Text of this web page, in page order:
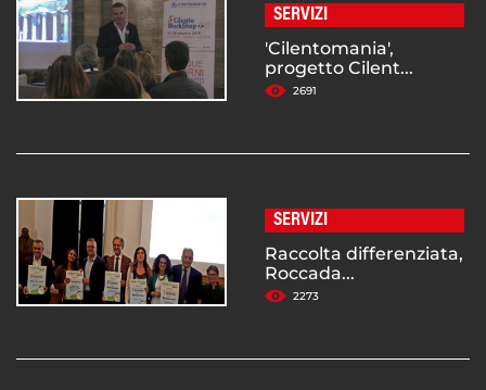
SERVIZI
'Cilentomania',
progetto Cilent...
2691
SERVIZI
Raccolta differenziata,
Roccada...
2273